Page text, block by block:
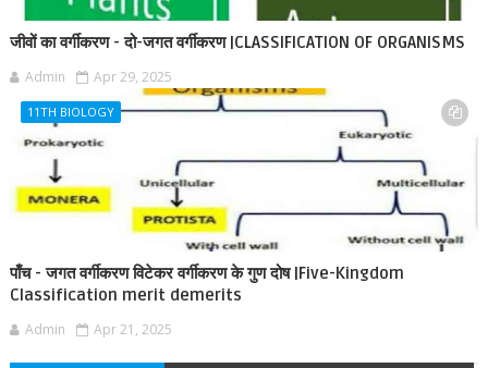
जीवों का वर्गीकरण - दो-जगत वर्गीकरण |CLASSIFICATION OF ORGANISMS
Admin Apr 29, 2025
11TH BIOLOGY
पाँच - जगत वर्गीकरण विटेकर वर्गीकरण के गुण दोष |Five-Kingdom
Classification merit demerits
Admin Apr 21, 2025